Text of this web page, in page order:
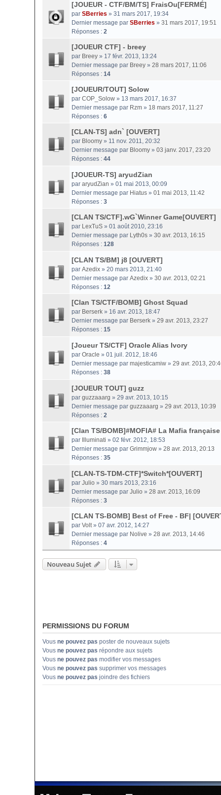
[JOUEUR - CTF/BM/TS] FraisOu[FERMÉ]
par SBerries » 31 mars 2017, 19:34
Dernier message par SBerries » 31 mars 2017, 19:51
Réponses : 2
[JOUEUR CTF] - breey
par Breey » 17 févr. 2013, 13:24
Dernier message par Breey » 28 mars 2017, 11:06
Réponses : 14
[JOUEUR/TOUT] Solow
par COP_Solow » 13 mars 2017, 16:37
Dernier message par Rzm » 18 mars 2017, 11:27
Réponses : 6
[CLAN-TS] adn` [OUVERT]
par Bloomy » 11 nov. 2011, 20:32
Dernier message par Bloomy » 03 janv. 2017, 23:20
Réponses : 44
[JOUEUR-TS] aryudZian
par aryudZian » 01 mai 2013, 00:09
Dernier message par Hiatus » 01 mai 2013, 11:42
Réponses : 3
[CLAN TS/CTF].wG`Winner Game[OUVERT]
par LexTuS » 01 août 2010, 23:16
Dernier message par Lyth0s » 30 avr. 2013, 16:15
Réponses : 128
[CLAN TS/BM] j8 [OUVERT]
par Azedix » 20 mars 2013, 21:40
Dernier message par Azedix » 30 avr. 2013, 02:21
Réponses : 12
[Clan TS/CTF/BOMB] Ghost Squad
par Berserk » 16 avr. 2013, 18:47
Dernier message par Berserk » 29 avr. 2013, 23:27
Réponses : 15
[Joueur TS/CTF] Oracle Alias Ivory
par Oracle » 01 juil. 2012, 18:46
Dernier message par majesticamiw » 29 avr. 2013,
Réponses : 38
[JOUEUR TOUT] guzz
par guzzaaarg » 29 avr. 2013, 10:15
Dernier message par guzzaaarg » 29 avr. 2013, 10:39
Réponses : 2
[Clan TS/BOMB]#MOFIA# La Mafia française
par Illuminati » 02 févr. 2012, 18:53
Dernier message par Grimmjow » 28 avr. 2013, 20:13
Réponses : 35
[CLAN-TS-TDM-CTF]*Switch*[OUVERT]
par Julio » 30 mars 2013, 23:16
Dernier message par Julio » 28 avr. 2013, 16:09
Réponses : 3
[CLAN TS-BOMB] Best of Free - BF|
par Volt» 07 avr. 2012, 14:27
Dernier message par Nolive » 28 avr. 2013, 14:46
Réponses : 4
Nouveau Sujet
PERMISSIONS DU FORUM
Vous ne pouvez pas poster de nouveaux sujets
Vous ne pouvez pas répondre aux sujets
Vous ne pouvez pas modifier vos messages
Vous ne pouvez pas supprimer vos messages
Vous ne pouvez pas joindre des fichiers